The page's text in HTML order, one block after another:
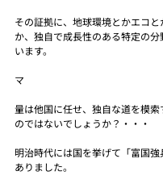
その証拠に、地球環境とかエコと
か、独自で成長性のある特定の
います。
マ
量は他国に任せ、独自な道を模
のではないでしょうか？・・・
明治時代には国を挙げて「富国
ありました。